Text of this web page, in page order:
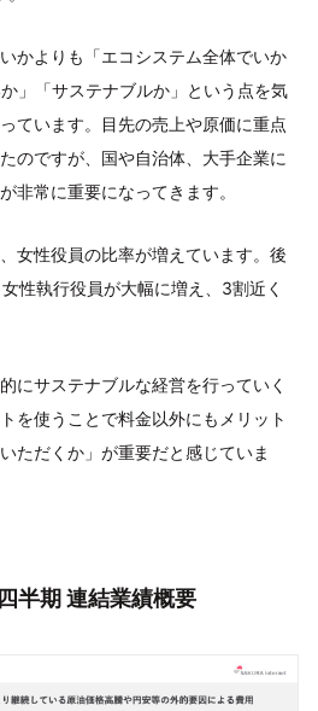
かよりも「エコシステム全体でいか
」「サステナブルか」という点を気
ています。目先の売上や原価に重点
のですが、国や自治体、大手企業に
非常に重要になってきます。
女性役員の比率が増えています。後
性執行役員が大幅に増え、3割近く
にサステナブルな経営を行っていく
を使うことで料金以外にもメリット
ただくか」が重要だと感じていま
半期 連結業績概要